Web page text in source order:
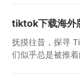
tiktok下载海外
抚摸往昔，探寻
们似乎总是被推